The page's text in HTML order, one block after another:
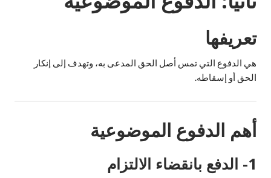
تعريفها
هي الدفوع التي تمس أصل الحق المدعى به، وتهدف إلى إنكار
الحق أو إسقاطه.
أهم الدفوع الموضوعية
1- الدفع بانقضاء الالتزام